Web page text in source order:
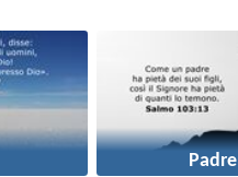
Padre